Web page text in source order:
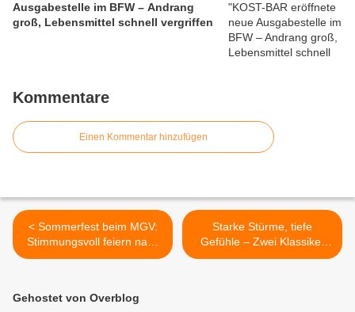
Ausgabestelle im BFW – Andrang
groß, Lebensmittel schnell vergriffen
Kommentare
Einen Kommentar hinzufügen
< Sommerfest beim MGV:
Stimmungsvoll feiern nach
erfolgreichem Konzert
Starke Stürme, tiefe
Gefühle – Zwei Klassiker
mit starker Botschaft:
Gehostet von Overblog